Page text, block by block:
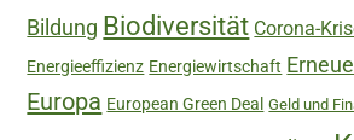
Bildung Biodiversität Corona-
Energieeffizienz Energiewirtschaft
Europa European Green Deal Geld und